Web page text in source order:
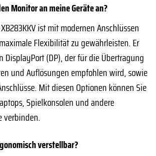
Monitor an meine Geräte an?
ist mit modernen Anschlüssen
Flexibilität zu gewährleisten. Er
DisplayPort (DP), der für die Übertragung
und Auflösungen empfohlen wird, sowie
Mit diesen Optionen können Sie
Spielkonsolen und andere
verbinden.
verstellbar?